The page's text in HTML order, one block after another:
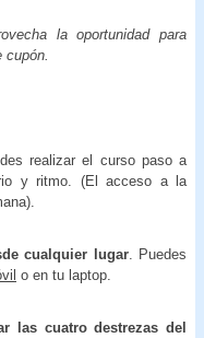
la oportunidad para
realizar el curso paso a
y ritmo. (El acceso a la
cualquier lugar. Puedes
o en tu laptop.
las cuatro destrezas del